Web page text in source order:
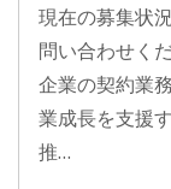
現在の募集状
問い合わせくだ
企業の契約業
業成長を支援
推…